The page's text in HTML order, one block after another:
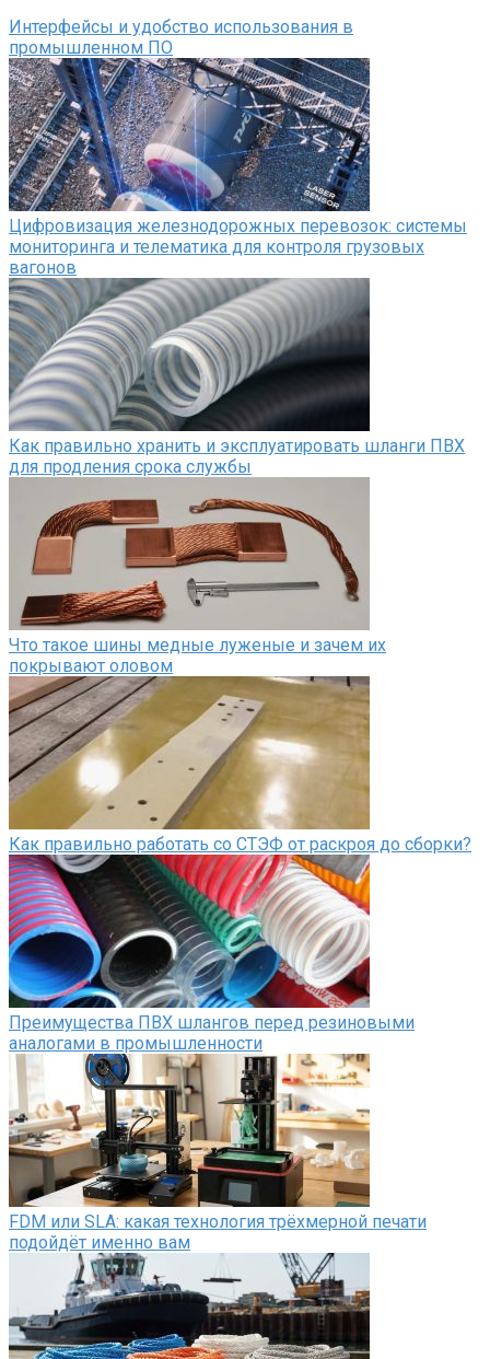
Интерфейсы и удобство использования в
промышленном ПО
Цифровизация железнодорожных перевозок: системы
мониторинга и телематика для контроля грузовых
вагонов
Как правильно хранить и эксплуатировать шланги ПВХ
для продления срока службы
Что такое шины медные луженые и зачем их
покрывают оловом
Как правильно работать со СТЭФ от раскроя до сборки?
Преимущества ПВХ шлангов перед резиновыми
аналогами в промышленности
FDM или SLA: какая технология трёхмерной печати
подойдёт именно вам